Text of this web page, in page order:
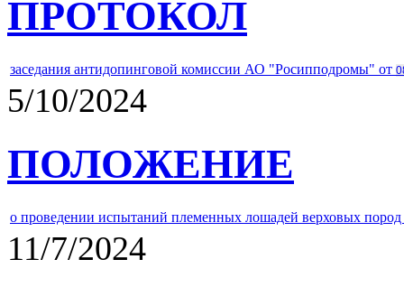
ПРОТОКОЛ
заседания антидопинговой комиссии АО "Росипподромы" от
5/10/2024
ПОЛОЖЕНИЕ
о проведении испытаний племенных лошадей верховых
11/7/2024